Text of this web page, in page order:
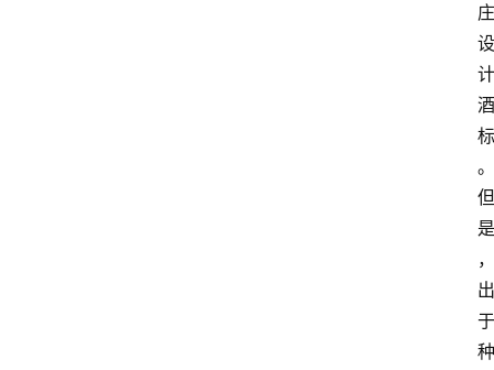
庄
设
计
酒
标
。
但
是
，
出
于
种